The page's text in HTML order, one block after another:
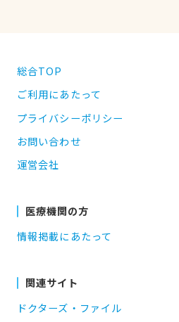
総合TOP
ご利用にあたって
プライバシーポリシー
お問い合わせ
運営会社
医療機関の方
情報掲載にあたって
関連サイト
ドクターズ・ファイル